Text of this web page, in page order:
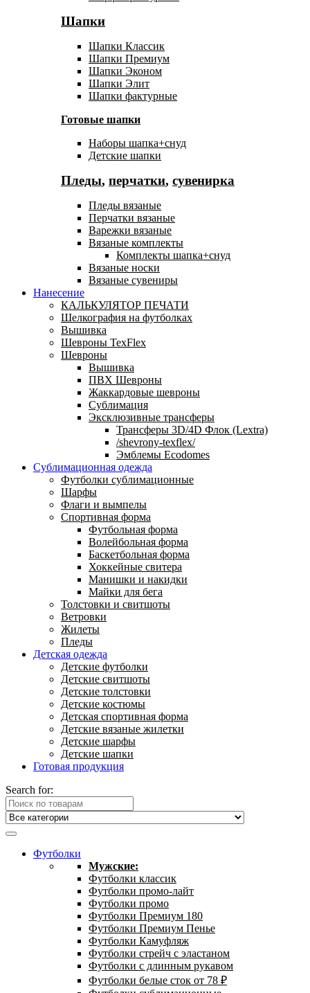
Шапки
Шапки Классик
Шапки Премиум
Шапки Эконом
Шапки Элит
Шапки фактурные
Готовые шапки
Наборы шапка+снуд
Детские шапки
Пледы, перчатки, сувенирка
Пледы вязаные
Перчатки вязаные
Варежки вязаные
Вязаные комплекты
Комплекты шапка+снуд
Вязаные носки
Вязаные сувениры
Нанесение
КАЛЬКУЛЯТОР ПЕЧАТИ
Шелкография на футболках
Вышивка
Шевроны TexFlex
Шевроны
Вышивка
ПВХ Шевроны
Жаккардовые шевроны
Сублимация
Эксклюзивные трансферы
Трансферы 3D/4D Флок (Lextra)
/shevrony-texflex/
Эмблемы Ecodomes
Сублимационная одежда
Футболки сублимационные
Шарфы
Флаги и вымпелы
Спортивная форма
Футбольная форма
Волейбольная форма
Баскетбольная форма
Хоккейные свитера
Манишки и накидки
Майки для бега
Толстовки и свитшоты
Ветровки
Жилеты
Пледы
Детская одежда
Детские футболки
Детские свитшоты
Детские толстовки
Детские костюмы
Детская спортивная форма
Детские вязаные жилетки
Детские шарфы
Детские шапки
Готовая продукция
Search for:
Футболки
Мужские:
Футболки классик
Футболки промо-лайт
Футболки промо
Футболки Премиум 180
Футболки Премиум Пенье
Футболки Камуфляж
Футболки стрейч с эластаном
Футболки с длинным рукавом
Футболки белые сток от 78 ₽